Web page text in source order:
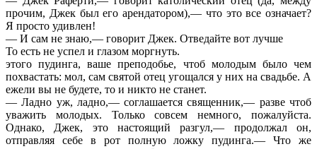
прочим, Джек был его арендатором),— что это все означает?
Я просто удивлен!
— И сам не знаю,— говорит Джек. Отведайте вот лучше
То есть не успел и глазом моргнуть.
этого пудинга, ваше преподобье, чтоб молодым было чем
похвастать: мол, сам святой отец угощался у них на свадьбе. А
ежели вы не будете, то и никто не станет.
— Ладно уж, ладно,— соглашается священник,— разве чтоб
уважить молодых. Только совсем немного, пожалуйста.
Однако, Джек, это настоящий разгул,— продолжал он,
отправляя себе в рот полную ложку пудинга.— Что же